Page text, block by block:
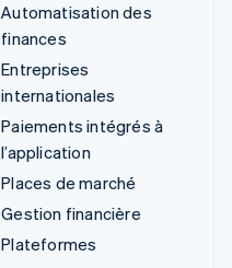
Automatisation des
finances
Entreprises
internationales
Paiements intégrés à
l’application
Places de marché
Gestion financière
Plateformes